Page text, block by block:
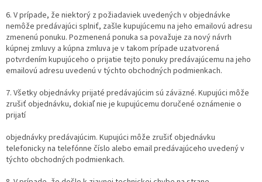
6. V prípade, že niektorý z požiadaviek uvedených v objednávke
nemôže predávajúci splniť, zašle kupujúcemu na jeho emailovú adresu
zmenenú ponuku. Pozmenená ponuka sa považuje za nový návrh
kúpnej zmluvy a kúpna zmluva je v takom prípade uzatvorená
potvrdením kupujúceho o prijatie tejto ponuky predávajúcemu na jeho
emailovú adresu uvedenú v týchto obchodných podmienkach.
7. Všetky objednávky prijaté predávajúcim sú záväzné. Kupujúci môže
zrušiť objednávku, dokiaľ nie je kupujúcemu doručené oznámenie o
prijatí
objednávky predávajúcim. Kupujúci môže zrušiť objednávku
telefonicky na telefónne číslo alebo email predávajúceho uvedený v
týchto obchodných podmienkach.